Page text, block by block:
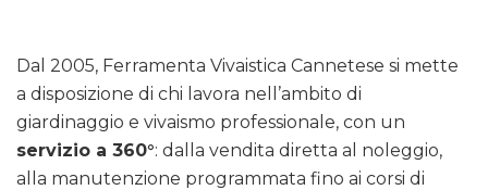
Dal 2005, Ferramenta Vivaistica Cannetese si mette
a disposizione di chi lavora nell’ambito di
giardinaggio e vivaismo professionale, con un
servizio a 360°: dalla vendita diretta al noleggio,
alla manutenzione programmata fino ai corsi di